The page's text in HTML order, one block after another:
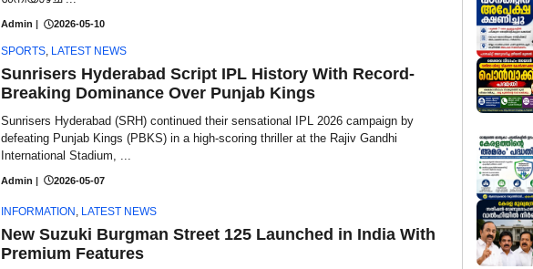
Admin 2026-05-10
SPORTS LATEST NEWS
Sunrisers Hyderabad Script IPL History With Record-
Breaking Dominance Over Punjab Kings
Sunrisers Hyderabad (SRH) continued their sensational IPL 2026 campaign by
defeating Punjab Kings (PBKS) in a high-scoring thriller at the Rajiv Gandhi
International Stadium, ...
Admin | 2026-05-07
INFORMATION , LATEST NEWS
New Suzuki Burgman Street 125 Launched in India With
Premium Features